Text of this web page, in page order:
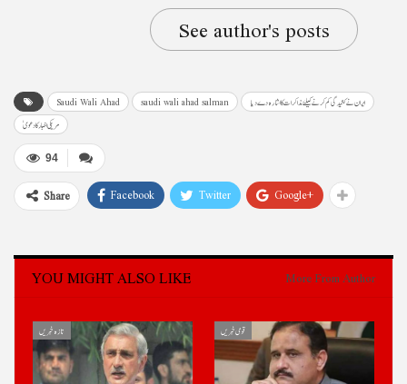
See author's posts
Saudi Wali Ahad saudi wali ahad salman
ایران نے کشیدگی کم کرنے کیلئے مذاکرات کا اشارہ دے دیا
مریکی اخبار کا دعویٰ
94
Share Facebook Twitter Google+
YOU MIGHT ALSO LIKE More From Author
تازہ خبریں قومی خبریں